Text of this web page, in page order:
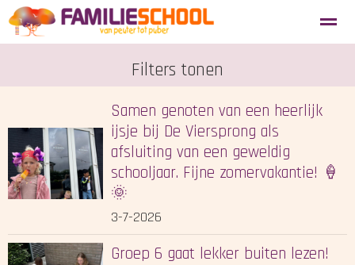
Aanmelden nieuwe leerlingen Blosse
Home Agenda Locatie Zoeken
Filters tonen
Samen genoten van een heerlijk
ijsje bij De Viersprong als
afsluiting van een geweldig
schooljaar. Fijne zomervakantie! 🍦
🌞
3-7-2026
Groep 6 gaat lekker buiten lezen!